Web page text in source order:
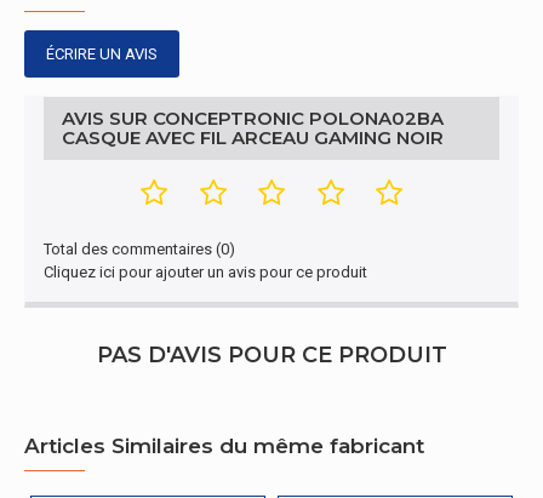
Type d'emballage
Pays d'origine Chine
Autres caractéristiques
Nom du produit
Adaptateurs audio inclus 2 x 3ˌ5 mm
ÉCRIRE UN AVIS
AVIS SUR CONCEPTRONIC POLONA02BA
CASQUE AVEC FIL ARCEAU GAMING NOIR
Total des commentaires (0)
Cliquez ici pour ajouter un avis pour ce produit
PAS D'AVIS POUR CE PRODUIT
Articles Similaires du même fabricant